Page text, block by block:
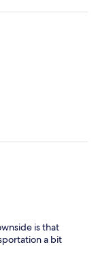
die Krümel am
nur nicht
Beschriftung
für
ein obstsalat.
möbliert werde
is that
a bit